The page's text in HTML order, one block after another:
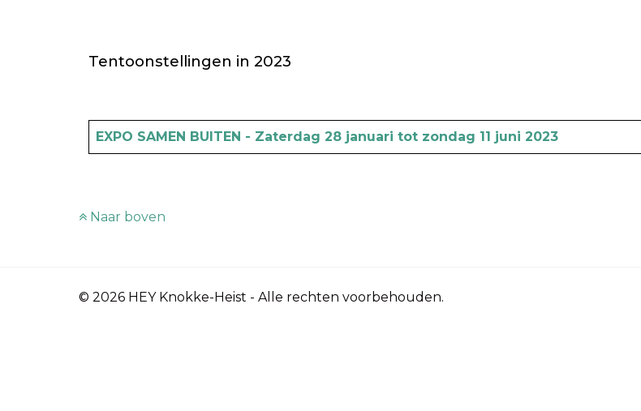
Tentoonstellingen in 2023
Artikels
Titel
EXPO SAMEN BUITEN - Zaterdag 28 januari tot zondag 11 juni 2023
Naar boven
© 2026 HEY Knokke-Heist - Alle rechten voorbehouden.